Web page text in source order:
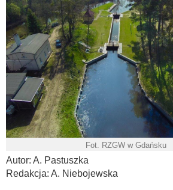
Fot. RZGW w Gdańsku
Autor: A. Pastuszka
Redakcja: A. Niebojewska